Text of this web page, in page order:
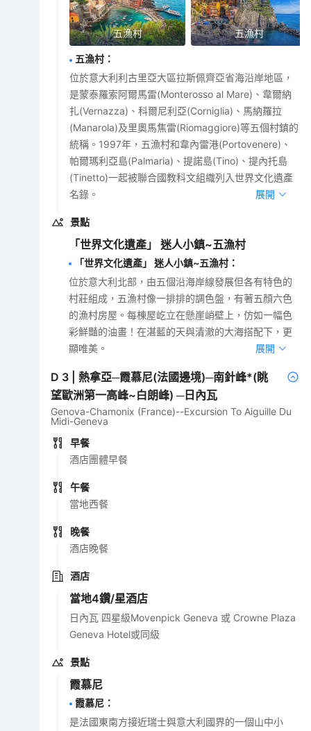
五漁村 五漁村
五漁村 ：
位於意大利利古里亞大區拉斯佩齊亞省海沿岸地區，
是蒙泰羅索阿爾馬雷(Monterosso al Mare)、韋爾納
扎(Vernazza)、科爾尼利亞(Corniglia)、馬納羅拉
(Manarola)及里奧馬焦雷(Riomaggiore)等五個村鎮的
統稱。1997年，五漁村和韋內雷港(Portovenere)、
帕爾瑪利亞島(Palmaria)、提諾島(Tino)、提內托島
(Tinetto)一起被聯合國教科文組織列入世界文化遺產
名錄。
展開
景點
「世界文化遺產」 迷人小鎮~五漁村
「世界文化遺產」 迷人小鎮~五漁村 ：
位於意大利北部，由五個沿海岸線發展但各有特色的
村莊組成，五漁村像一排排的調色盤，有著五顏六色
的漁村房屋。每棟屋屹立在懸崖峭壁上，仿如一幅色
彩鮮豔的油畫！在湛藍的天與清澈的大海搭配下，更
顯唯美。
展開
D 3 |熱拿亞─霞慕尼(法國邊境)─南針峰*(眺
望歐洲第一高峰~白朗峰) ─日內瓦
Genova-Chamonix (France)--Excursion To Aiguille Du
Midi-Geneva
早餐
酒店團體早餐
午餐
當地西餐
晚餐
酒店晚餐
酒店
當地4鑽/星酒店
日內瓦 四星級Movenpick Geneva 或 Crowne Plaza
Geneva Hotel或同級
景點
霞慕尼
霞慕尼 ：
是法國東南方接近瑞士與意大利國界的一個山中小